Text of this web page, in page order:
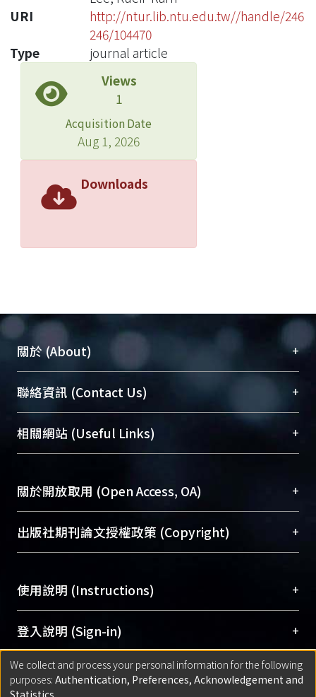
URI
http://ntur.lib.ntu.edu.tw//handle/246
246/104470
Type
journal article
Views
1
Acquisition Date
Aug 1, 2026
Downloads
關於 (About) +
臺大位居世界頂尖大學之列，為永久珍藏及向國際
展現本校豐碩的研究成果及學術能量，圖書館整合
機構典藏（NTUR）與學術庫（AH）不同功能平
台，成為臺大學術典藏NTU scholars。期能整合研
成果。
To permanently archive and promote researcher
profiles and scholarly works, Library integrates the
services of “NTU Repository” with “Academic
聯絡資訊 (Contact Us) +
總館學科館員(Main Library)
醫學圖書館學科館員(Medical Library)
Sciences Library)
相關網站 (Useful Links) +
關於開放取用 (Open Access, OA) +
開放取用是從使用者角度提升資訊取用性的社會運
動，應用在學術研究上是透過將研究著作公開供使
用逐年攀升。同時可加速研究發展、提升研究影響
Archive）平台。 （點選深入了解OA）
出版社期刊論文授權政策 (Copyright) +
含部分內容的版權非匯入者所有，或由第三方贊
助與合作完成，請確認該版權所有者及第三方同
意提供此授權。
Please represent that the submission is your
original work, and that you have the right to
grant the rights to upload.
使用說明 (Instructions) +
網站簡介(Quickstart Guide)
使用手冊(Instruction Manual)
線上預約服務(Booking Service)
登入說明 (Sign-in) +
方案一：臺灣大學計算機中心帳號登入
(With C&INC Email Account)
匯入著作 (Submission) +
We collect and process your personal information for the following
purposes: Authentication, Preferences, Acknowledgement and
Statistics